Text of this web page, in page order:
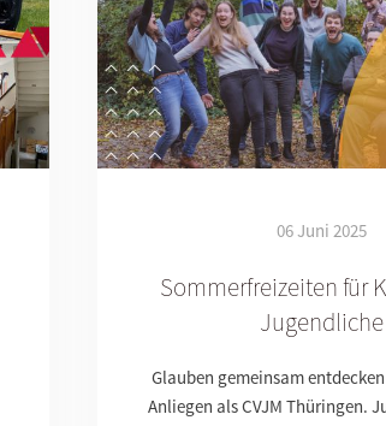
06 Juni 2025
Sommerfreizeiten für
Jugendliche
Glauben gemeinsam
Anliegen als CVJM Thüringen.